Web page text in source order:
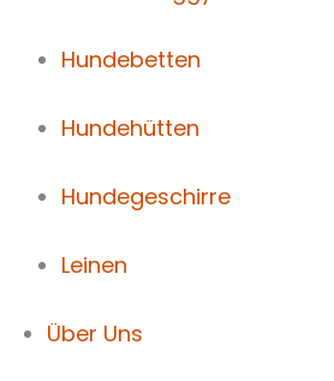
Hundebetten
Hundehütten
Hundegeschirre
Leinen
Über Uns